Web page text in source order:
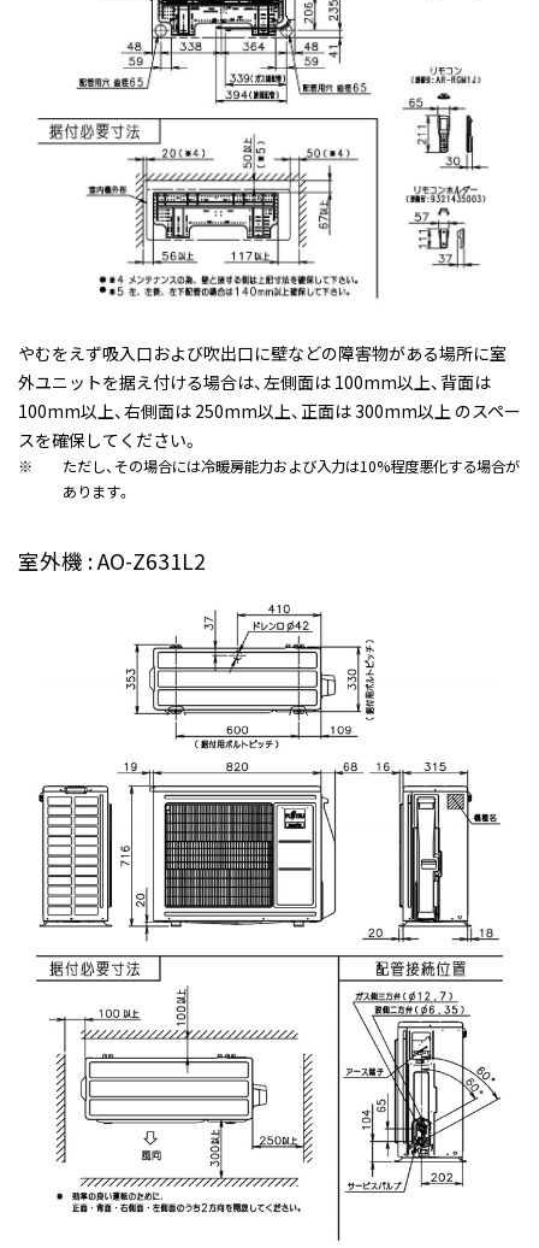
やむをえず吸入口および吹出口に壁などの障害物がある場所に室
外ユニットを据え付ける場合は、左側面は 100mm以上、背面は
100mm以上、右側面は 250mm以上、正面は 300mm以上 のスペー
スを確保してください。
※
ただし、その場合には冷暖房能力および入力は10%程度悪化する場合が
あります。
室外機 : AO-Z631L2